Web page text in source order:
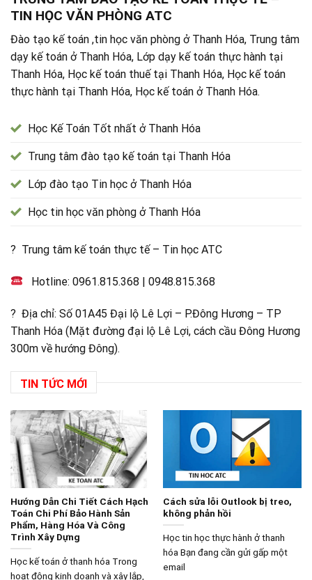
TIN HỌC VĂN PHÒNG ATC
Đào tạo kế toán ,tin học văn phòng ở Thanh Hóa, Trung tâm
dạy kế toán ở Thanh Hóa, Lớp dạy kế toán thực hành tại
Thanh Hóa, Học kế toán thuế tại Thanh Hóa, Học kế toán
thực hành tại Thanh Hóa, Học kế toán ở Thanh Hóa.
Học Kế Toán Tốt nhất ở Thanh Hóa
Trung tâm đào tạo kế toán tại Thanh Hóa
Lớp đào tạo Tin học ở Thanh Hóa
Học tin học văn phòng ở Thanh Hóa
? Trung tâm kế toán thực tế – Tin học ATC
Hotline:0961.815.368 |0948.815.368
? Địa chỉ: Số 01A45 Đại lộ Lê Lợi – P.Đông Hương – TP
Thanh Hóa (Mặt đường đại lộ Lê Lợi, cách cầu Đông Hương
300m về hướng Đông).
TIN TỨC MỚI
Hướng Dẫn Chi Tiết Cách Hạch
Toán Chi Phí Bảo Hành Sản
Phẩm, Hàng Hóa Và Công
Trình Xây Dựng
Học kế toán ở thanh hóa Trong
hoạt động kinh doanh và xây lắp,
Cách sửa lỗi Outlook bị treo,
không phản hồi
Học tin học thực hành ở thanh
hóa Bạn đang cần gửi gấp một
email